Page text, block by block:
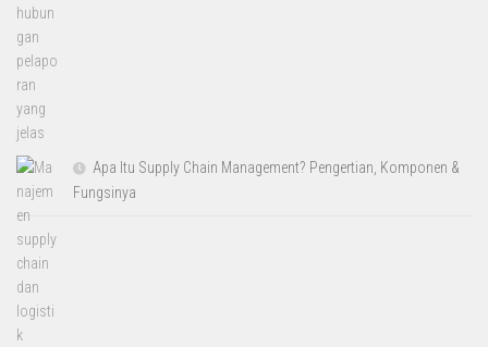
Apa Itu Supply Chain Management? Pengertian, Komponen &
Fungsinya